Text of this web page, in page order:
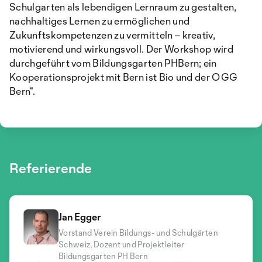
Schulgarten als lebendigen Lernraum zu gestalten,
nachhaltiges Lernen zu ermöglichen und
Zukunftskompetenzen zu vermitteln – kreativ,
motivierend und wirkungsvoll. Der Workshop wird
durchgeführt vom Bildungsgarten PHBern; ein
Kooperationsprojekt mit Bern ist Bio und der OGG
Bern“.
Referierende
Jan Egger
Vorstand Verein Bildungs- und Schulgärten
Schweiz, Dozent und Projektleiter
Bildungsgarten PH Bern